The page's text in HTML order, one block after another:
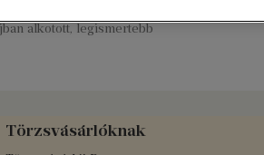
alkotott, legismertebb
Törzsvásárlóknak